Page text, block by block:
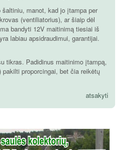
manot, kad jo įtampa per
(ventiliatorius), ar šiaip dėl
bandyti 12V maitinimą tiesiai iš
labiau apsidraudimui, garantijai.
tikras. Padidinus maitinimo įtampą,
proporcingai, bet čia reikėtų
atsakyti